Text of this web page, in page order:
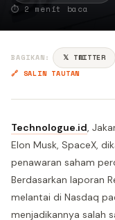
⏱ 2 menit baca
BAGIKAN: 𝕏 TWITTER
🔗 SALIN TAUTAN
Technologue.id,
Elon Musk, SpaceX,
penawaran saham
Berdasarkan laporan
melantai di Nasdaq
menjadikannya salah